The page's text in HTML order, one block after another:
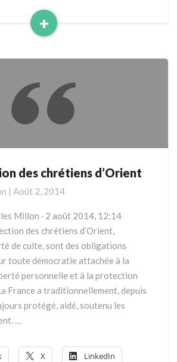
+
Read
des chrétiens d’Orient
| Août 2, 2014
Millon · 2 août 2014, 12:14
des chrétiens d’Orient,
de culte, sont des obligations
toute démocratie attachée à la
personnelle et à la protection
France a traditionnellement, depuis
protégé, aidé, soutenu les
…
X LinkedIn